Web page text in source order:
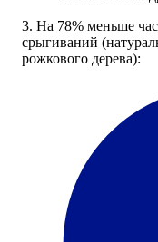
3. На 78% меньше
срыгиваний
рожкового дерева):